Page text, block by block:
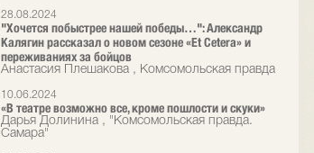
28.08.2024
"Хочется побыстрее нашей победы…": Александр
Калягин рассказал о новом сезоне «Et Cetera» и
переживаниях за бойцов
Анастасия Плешакова , Комсомольская правда
10.06.2024
«В театре возможно все, кроме пошлости и скуки»
Дарья Долинина , "Комсомольская правда.
Самара"